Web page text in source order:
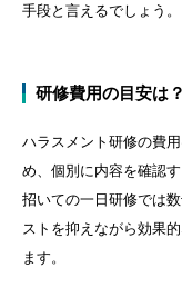
手段と言えるでしょう。
研修費用の目安は？
ハラスメント研修の費
め、個別に内容を確認
招いての一日研修では
ストを抑えながら効果
ます。